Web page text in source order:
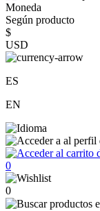
Moneda
Según producto
$
USD
ES
EN
0
0